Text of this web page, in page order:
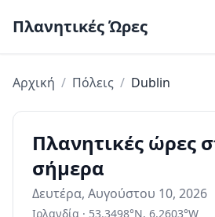
Πλανητικές Ώρες
Αρχική / Πόλεις / Dublin
Πλανητικές ώρες
σήμερα
Δευτέρα, Αυγούστου 10, 2026
Ιρλανδία · 53.3498°N, 6.2603°W